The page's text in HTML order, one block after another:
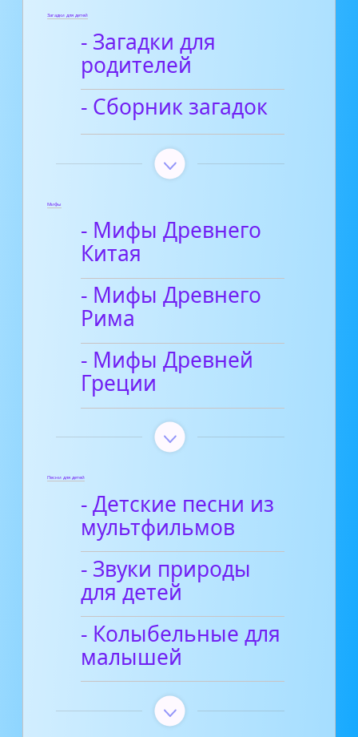
Загадки для детей
- Загадки для
родителей
- Сборник загадок
Мифы
- Мифы Древнего
Китая
- Мифы Древнего
Рима
- Мифы Древней
Греции
Песни для детей
- Детские песни из
мультфильмов
- Звуки природы
для детей
- Колыбельные для
малышей